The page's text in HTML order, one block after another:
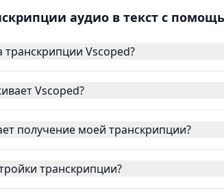
аудио в текст с
транскрипции Vscoped?
Vscoped?
получение моей транскрипции?
транскрипции?